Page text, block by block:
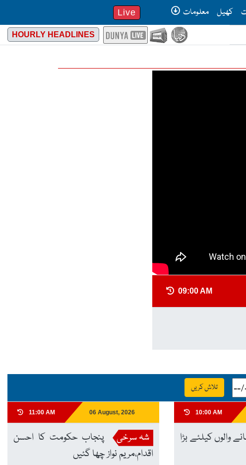
کھیل معلومات Live
HOURLY HEADLINES
09:00 AM
تلاش کریں
10:00 AM
والوں کیلئے بڑا
11:00 AM 06 August, 2026
شہ سرخی
پنجاب حکومت کا احسن
اقدام،مریم نواز چھا گئیں